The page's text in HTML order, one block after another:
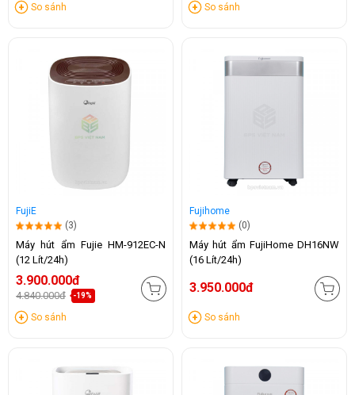
So sánh So sánh
FujiE
(3)
Máy hút ẩm Fujie HM-912EC-N
(12 Lít/24h)
3.900.000đ
4.840.000đ -19%
So sánh
Fujihome
(0)
Máy hút ẩm FujiHome DH16NW
(16 Lít/24h)
3.950.000đ
So sánh